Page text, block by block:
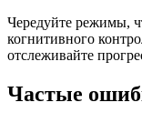
Чередуйте режимы,
когнитивного
отслеживайте
Частые